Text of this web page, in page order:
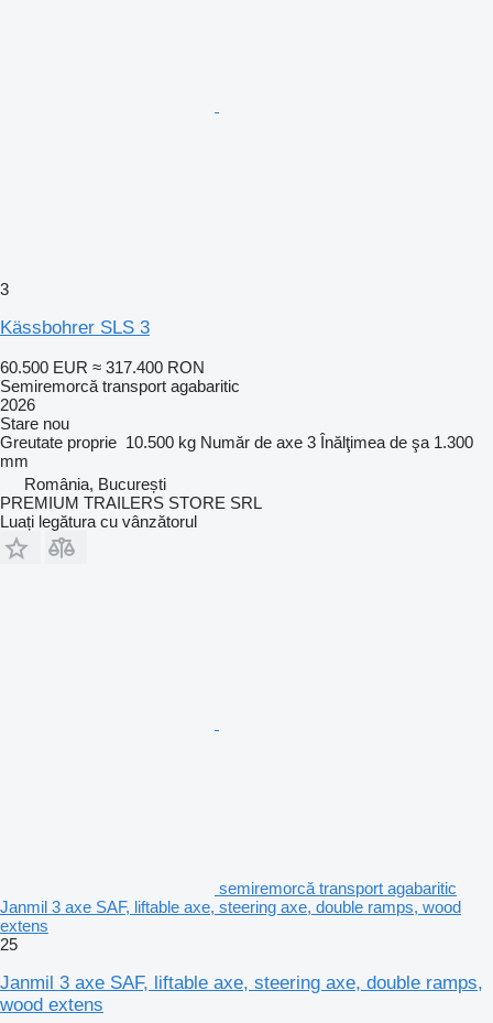
3
Kässbohrer SLS 3
60.500 EUR ≈ 317.400 RON
Semiremorcă transport agabaritic
2026
Stare nou
Greutate proprie 10.500 kg Număr de axe 3 Înălţimea de şa 1.300
mm
România, București
PREMIUM TRAILERS STORE SRL
Luați legătura cu vânzătorul
semiremorcă transport agabaritic
Janmil 3 axe SAF, liftable axe, steering axe, double ramps, wood
extens
25
Janmil 3 axe SAF, liftable axe, steering axe, double ramps,
wood extens